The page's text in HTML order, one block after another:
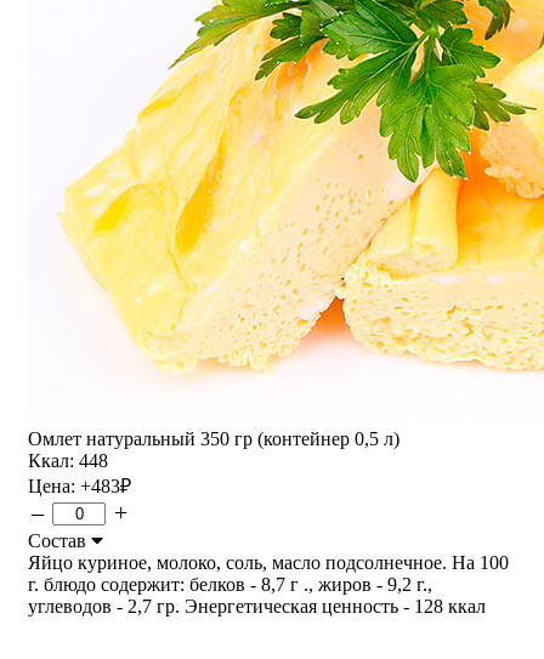
Омлет натуральный 350 гр (контейнер 0,5 л)
Ккал: 448
Цена: +483₽
– +
Состав
Яйцо куриное, молоко, соль, масло подсолнечное. На 100
г. блюдо содержит: белков - 8,7 г ., жиров - 9,2 г.,
углеводов - 2,7 гр. Энергетическая ценность - 128 ккал